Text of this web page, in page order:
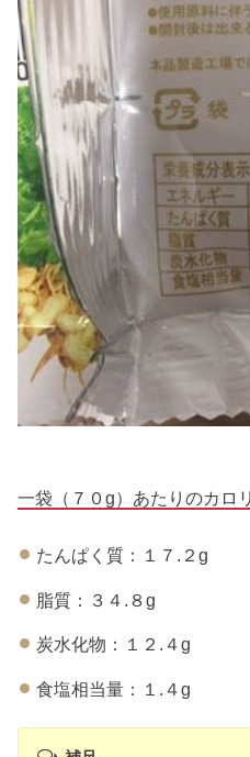
一袋（７０g）あたりのカロ
たんぱく質：１７.２g
脂質：３４.８g
炭水化物：１２.４g
食塩相当量：１.４g